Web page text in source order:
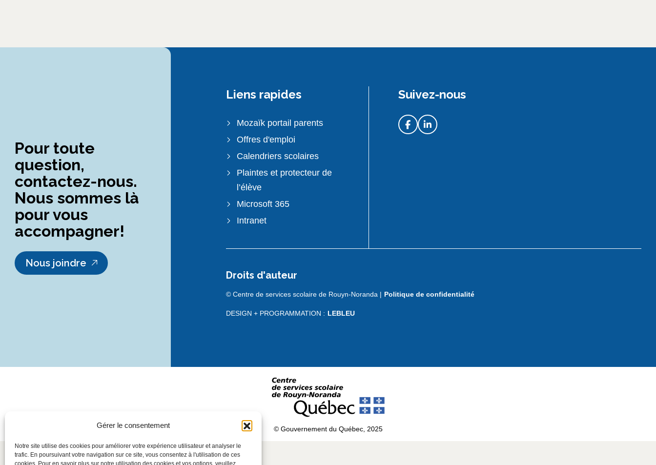
Gérer le consentement
Notre site utilise des cookies pour améliorer votre expérience utilisateur et analyser le
trafic. En poursuivant votre navigation sur ce site, vous consentez à l'utilisation de ces
cookies. Pour en savoir plus sur notre utilisation des cookies et vos options, veuillez
Pour toute
question,
contactez-nous.
Nous sommes là
pour vous
accompagner!
Nous joindre
Liens rapides
Mozaïk portail parents
Offres d'emploi
Calendriers scolaires
Plaintes et protecteur de
l’élève
Microsoft 365
Intranet
Suivez-nous
Droits d'auteur
© Centre de services scolaire de Rouyn-Noranda | Politique de confidentialité
DESIGN + PROGRAMMATION : LEBLEU
© Gouvernement du Québec, 2025